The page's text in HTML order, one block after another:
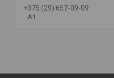
+375 (29) 657-09-09
А1